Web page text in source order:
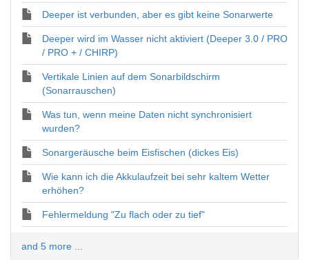
Deeper ist verbunden, aber es gibt keine Sonarwerte
Deeper wird im Wasser nicht aktiviert (Deeper 3.0 / PRO
/ PRO + / CHIRP)
Vertikale Linien auf dem Sonarbildschirm
(Sonarrauschen)
Was tun, wenn meine Daten nicht synchronisiert
wurden?
Sonargeräusche beim Eisfischen (dickes Eis)
Wie kann ich die Akkulaufzeit bei sehr kaltem Wetter
erhöhen?
Fehlermeldung "Zu flach oder zu tief"
and 5 more ...